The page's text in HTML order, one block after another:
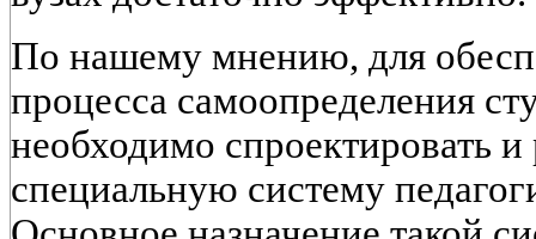
По нашему мнению, для
процесса самоопределения
необходимо спроектировать и
специальную систему